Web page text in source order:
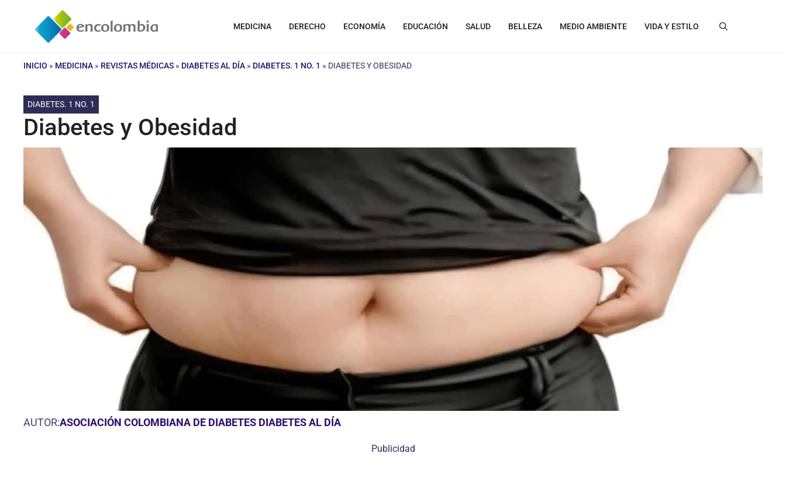
contenido
MEDICINA DERECHO ECONOMÍA EDUCACIÓN SALUD BELLEZA MEDIO AMBIENTE VIDA Y ESTILO
INICIO » MEDICINA » REVISTAS MÉDICAS » DIABETES AL DÍA » DIABETES. 1 NO. 1 » DIABETES Y OBESIDAD
DIABETES. 1 NO. 1
Diabetes y Obesidad
AUTOR:ASOCIACIÓN COLOMBIANA DE DIABETES DIABETES AL DÍA
Publicidad